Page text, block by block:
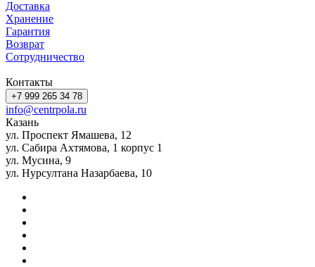
Доставка
Хранение
Гарантия
Возврат
Сотрудничество
Контакты
+7 999 265 34 78
info@centrpola.ru
Казань
ул. Проспект Ямашева, 12
ул. Сабира Ахтямова, 1 корпус 1
ул. Мусина, 9
ул. Нурсултана Назарбаева, 10